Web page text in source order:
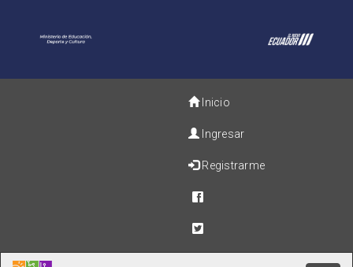
Inicio
Ingresar
Registrarme